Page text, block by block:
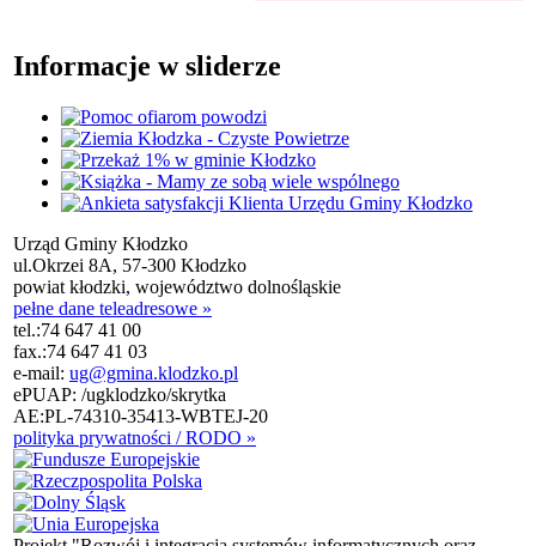
Informacje w sliderze
Urząd Gminy Kłodzko
ul.Okrzei 8A, 57-300 Kłodzko
powiat kłodzki, województwo dolnośląskie
pełne dane teleadresowe »
tel.:74 647 41 00
fax.:74 647 41 03
e-mail: ug@gmina.klodzko.pl
ePUAP: /ugklodzko/skrytka
AE:PL-74310-35413-WBTEJ-20
polityka prywatności / RODO »